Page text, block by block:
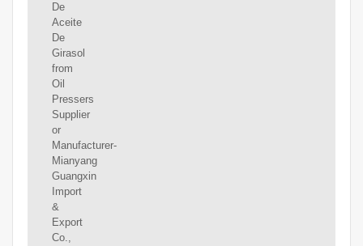
De
Aceite
De
Girasol
from
Oil
Pressers
Supplier
or
Manufacturer-
Mianyang
Guangxin
Import
&
Export
Co.,